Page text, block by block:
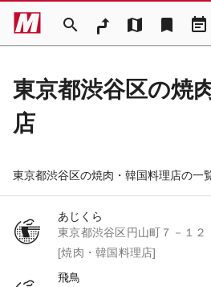
search map bookmark event_note
東京都渋谷区の焼
店
東京都渋谷区の焼肉・韓国料理店の一
あじくら
東京都渋谷区円山町７－１２
[焼肉・韓国料理店]
飛鳥